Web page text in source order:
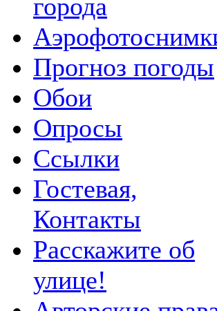
города
Прогноз погоды
Обои
Опросы
Ссылки
Гостевая,
Контакты
Расскажите об
улице!